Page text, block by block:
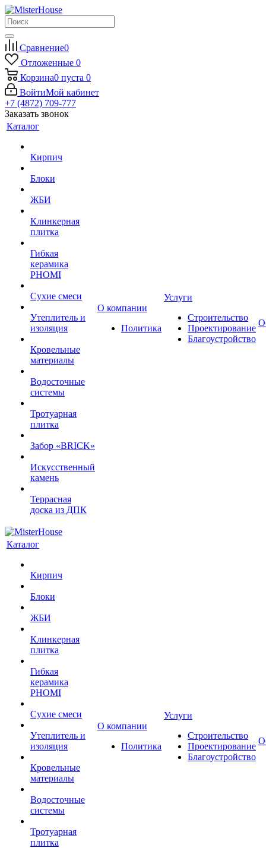
Сравнение0
Отложенные 0
Корзина0 пуста 0
ВойтиМой кабинет
+7 (4872) 709-777
Заказать звонок
Каталог
Кирпич
Блоки
ЖБИ
Клинкерная
плитка
Гибкая
керамика
PHOMI
Сухие смеси
Утеплитель и
изоляция
Кровельные
материалы
Водосточные
системы
Тротуарная
плитка
Забор «‎BRICK»‎
Искусственный
камень
Террасная
доска из ДПК
О компании
Политика
Услуги
Строительство
Проектирование
Благоустройство
Каталог
Кирпич
Блоки
ЖБИ
Клинкерная
плитка
Гибкая
керамика
PHOMI
Сухие смеси
Утеплитель и
изоляция
Кровельные
материалы
Водосточные
системы
Тротуарная
плитка
О компании
Политика
Услуги
Строительство
Проектирование
Благоустройство